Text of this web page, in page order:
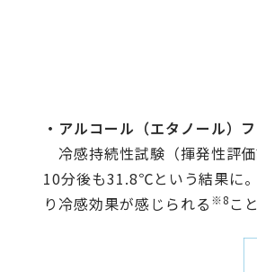
・アルコール（エタノール）
冷感持続性試験（揮発性評価
10分後も31.8℃という結果に
り冷感効果が感じられる ※8 こ